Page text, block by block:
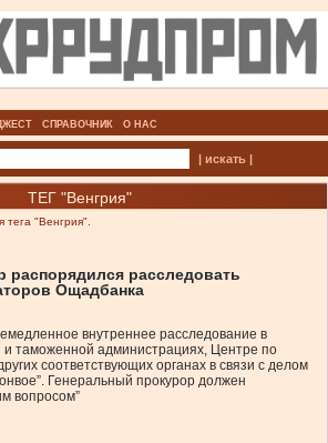
СПРАВОЧНИК О НАС
| искать |
ТЕГ "Венгрия"
тега "Венгрия".
распорядился расследовать
Ощадбанка
внутреннее расследование в
и таможенной администрациях, Центре по
соответствующих органах в связи с делом
Генеральный прокурор должен
вопросом”